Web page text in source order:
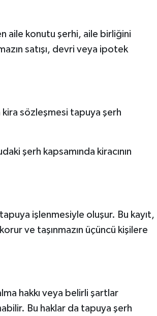
aile konutu şerhi, aile birliğini
satışı, devri veya ipotek
kira sözleşmesi tapuya şerh
şerh kapsamında kiracının
işlenmesiyle oluşur. Bu kayıt,
korur ve taşınmazın üçüncü kişilere
hakkı veya belirli şartlar
Bu haklar da tapuya şerh